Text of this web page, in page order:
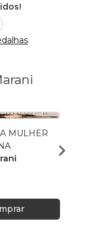
MULHER